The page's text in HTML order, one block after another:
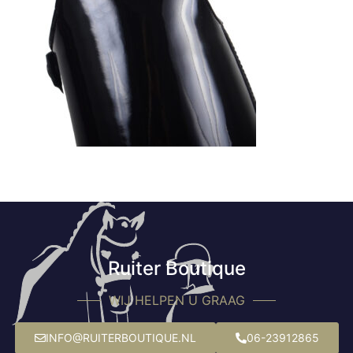
Ruiter Boutique
WIJ HELPEN U GRAAG
INFO@RUITERBOUTIQUE.NL 06-23912865